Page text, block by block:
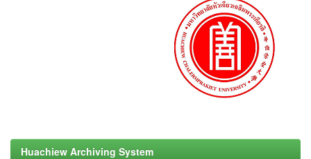
Huachiew Archiving System